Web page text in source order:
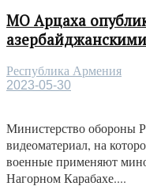
МО Арцаха
Республика Армения
2023-05-30
Министерство обороны
видеоматериал, на
военные применяют
Нагорном Карабахе....